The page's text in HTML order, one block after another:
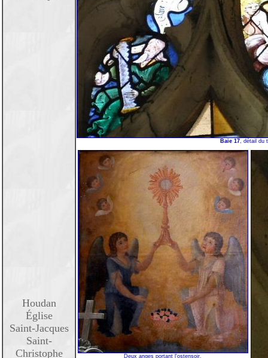
Houdan
Église
Saint-Jacques
Saint-
Christophe
Baie 17, détail du
Deux anges portant l'ostensoir.